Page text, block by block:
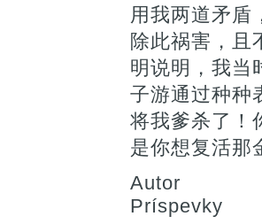
用我两道矛盾
除此祸害，且
明说明，我当
子游通过种种
将我爹杀了！
是你想复活那
Autor
Príspevky